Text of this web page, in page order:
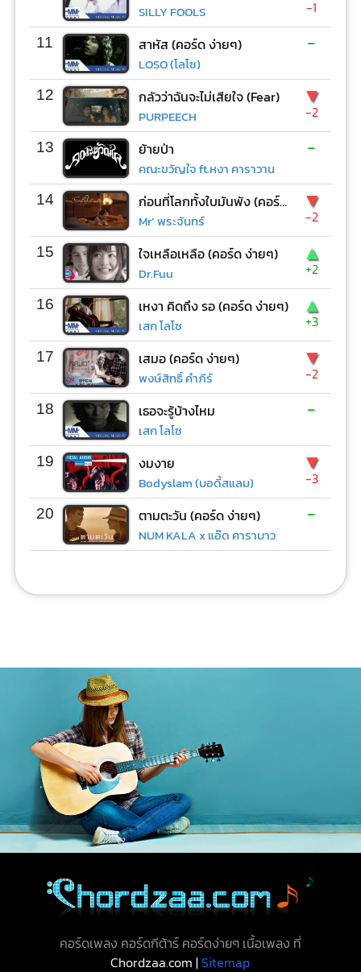
SILLY FOOLS -1
11 สาหัส (คอร์ด ง่ายๆ)
LOSO (โลโซ)
-
12 กลัวว่าฉันจะไม่เสียใจ (Fear)
PURPEECH
▼
-2
13 ย้ายป่า
คณะขวัญใจ ft.หงา คาราวาน
-
14 ก่อนที่โลกทั้งใบมันพัง (คอร์ด ง่ายๆ)
Mr’ พระจันทร์
▼
-2
15 ใจเหลือเหลือ (คอร์ด ง่ายๆ)
Dr.Fuu
▲
+2
16 เหงา คิดถึง รอ (คอร์ด ง่ายๆ)
เสก โลโซ
▲
+3
17 เสมอ (คอร์ด ง่ายๆ)
พงษ์สิทธิ์ คำภีร์
▼
-2
18 เธอจะรู้บ้างไหม
เสก โลโซ
-
19 งมงาย
Bodyslam (บอดี้สแลม)
▼
-3
20 ตามตะวัน (คอร์ด ง่ายๆ)
NUM KALA x แอ๊ด คาราบาว
-
คอร์ดเพลง คอร์ดกีต้าร์ คอร์ดง่ายๆ เนื้อเพลง ที่
Chordzaa.com |Sitemap